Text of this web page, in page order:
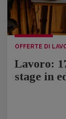
OFFERTE DI
Lavoro:
stage in